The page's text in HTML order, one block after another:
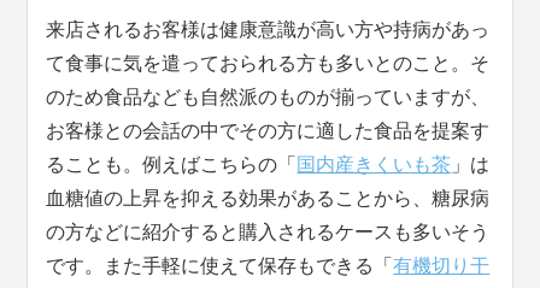
来店されるお客様は健康意識が高い方や持病があっ
て食事に気を遣っておられる方も多いとのこと。そ
のため食品なども自然派のものが揃っていますが、
お客様との会話の中でその方に適した食品を提案す
ることも。例えばこちらの「 国内産きくいも茶 」は
血糖値の上昇を抑える効果があることから、糖尿病
の方などに紹介すると購入されるケースも多いそう
です。また手軽に使えて保存もできる「有機切り干